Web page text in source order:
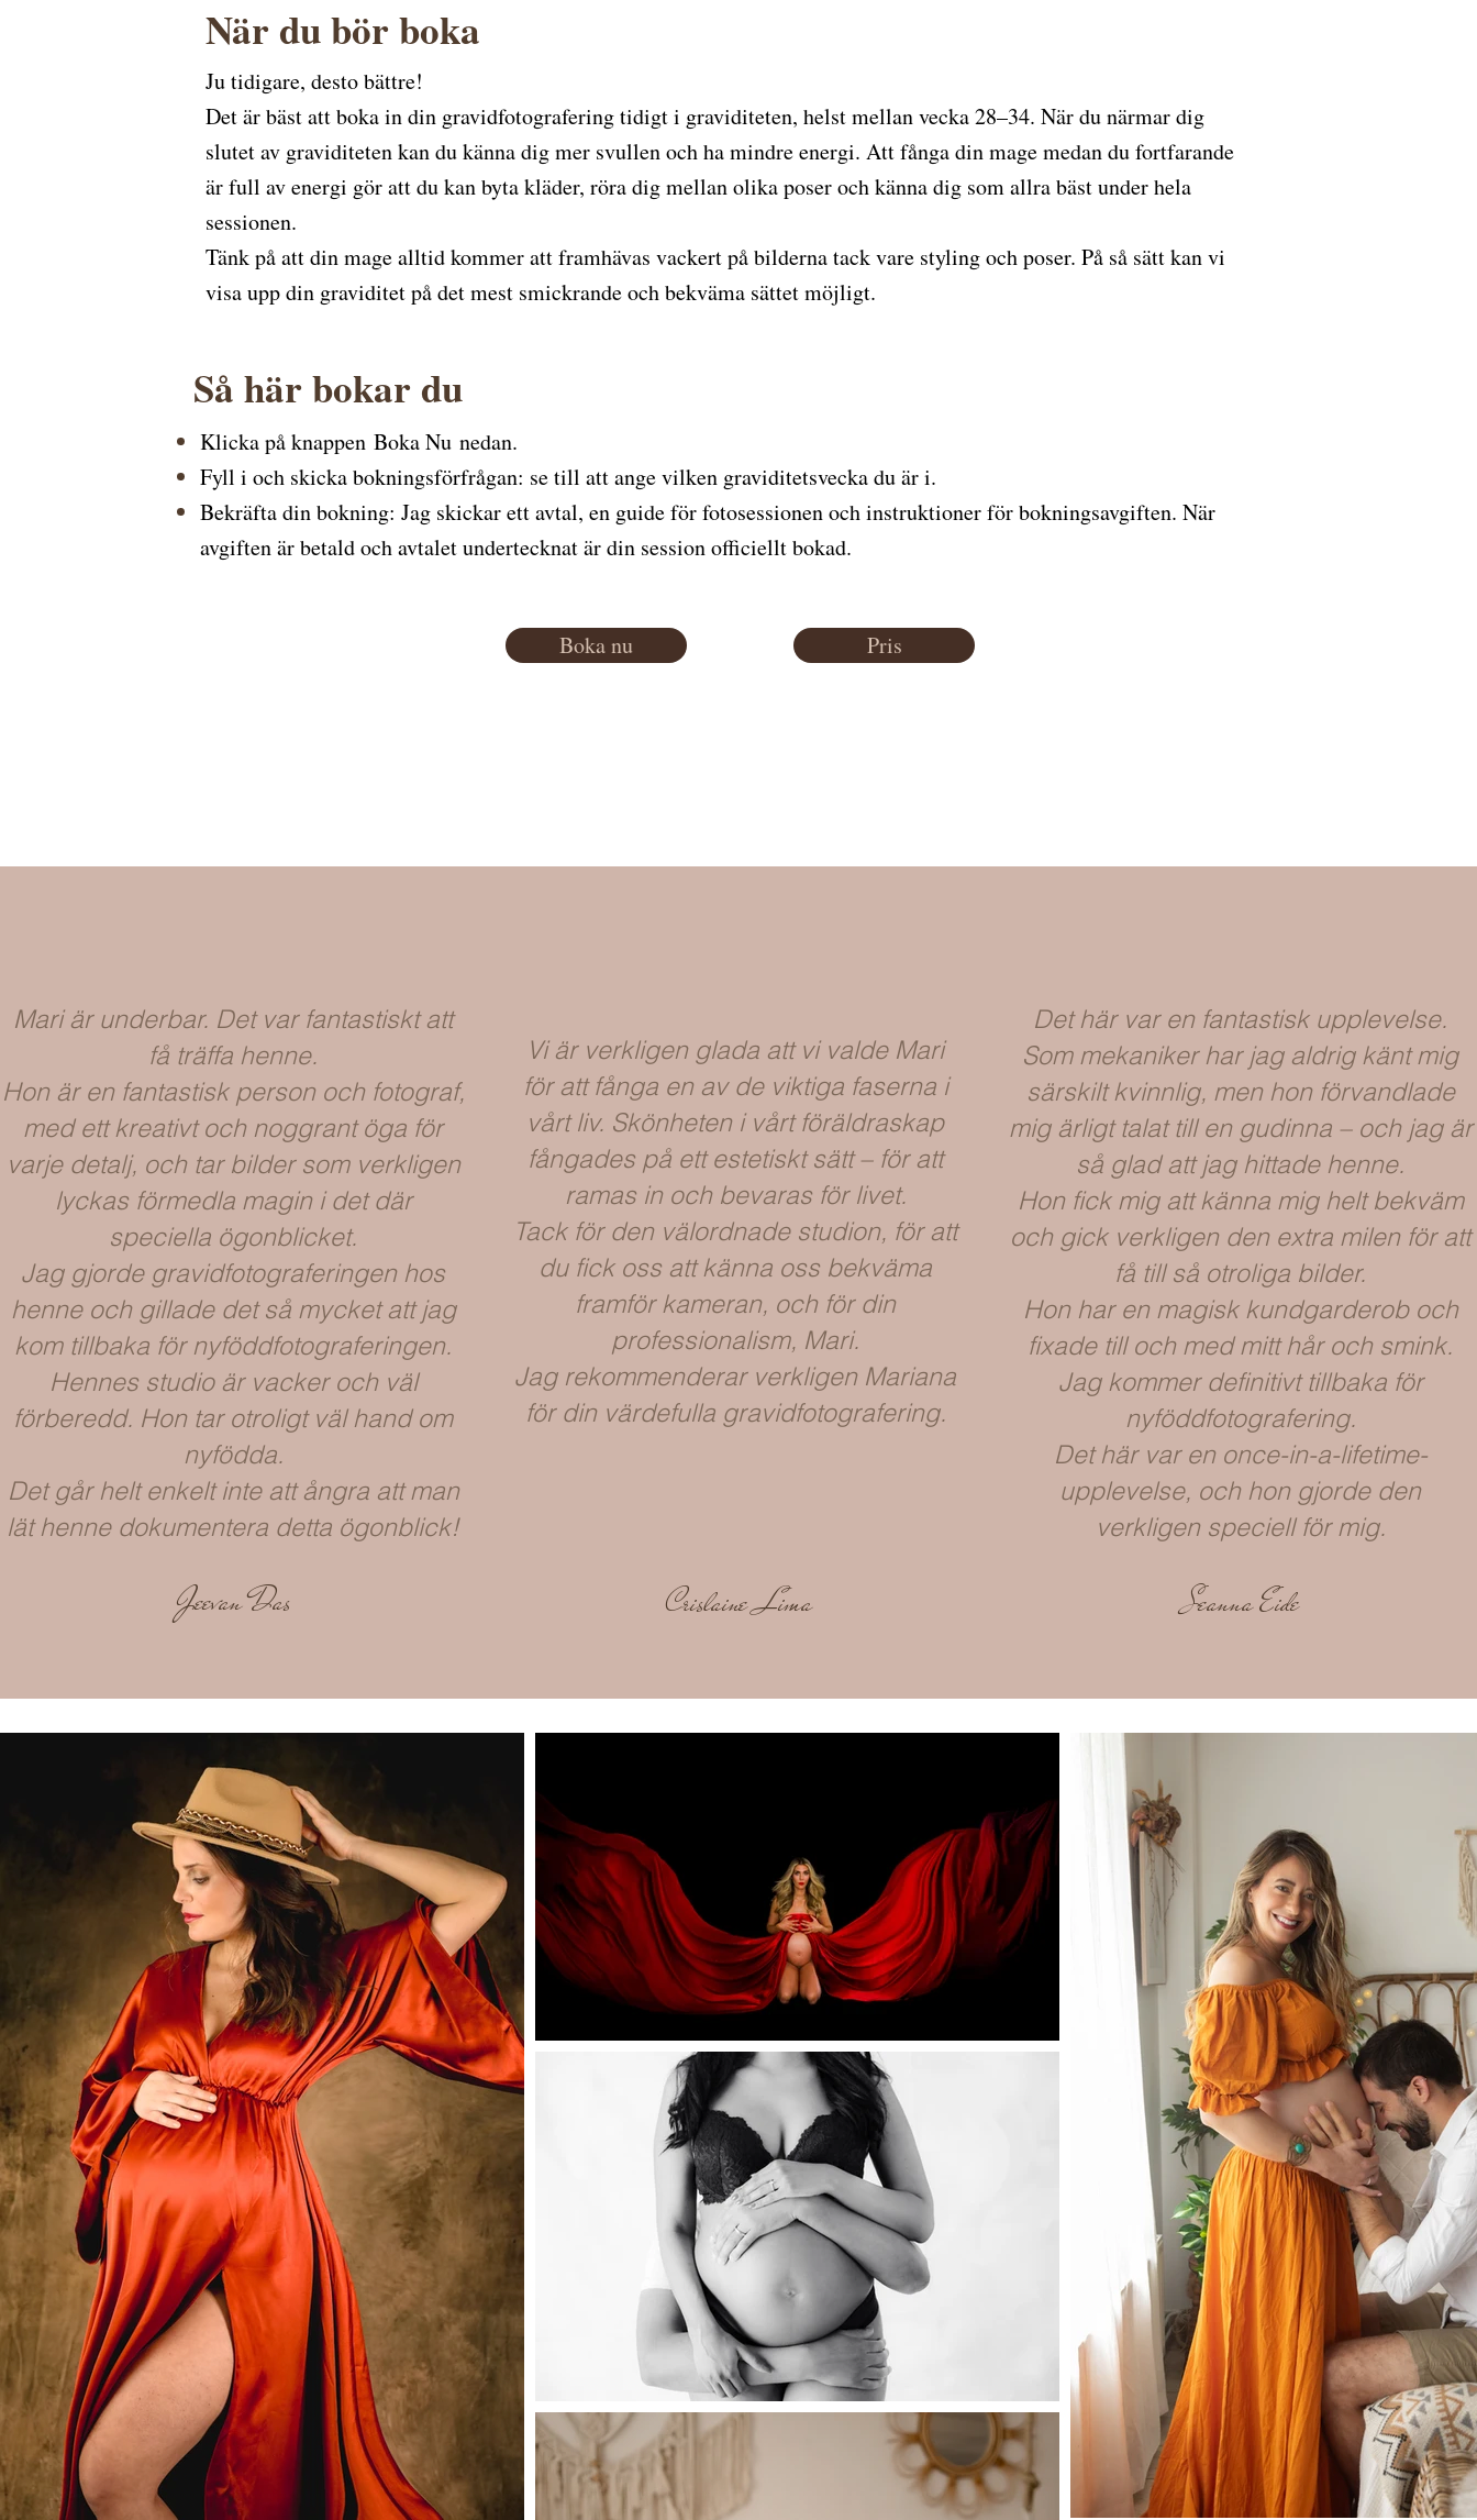
När du bör boka
Ju tidigare, desto bättre!
Det är bäst att boka in din gravidfotografering tidigt i graviditeten, helst mellan vecka 28–34. När du närmar dig
slutet av graviditeten kan du känna dig mer svullen och ha mindre energi. Att fånga din mage medan du fortfarande
är full av energi gör att du kan byta kläder, röra dig mellan olika poser och känna dig som allra bäst under hela
sessionen.
Tänk på att din mage alltid kommer att framhävas vackert på bilderna tack vare styling och poser. På så sätt kan vi
visa upp din graviditet på det mest smickrande och bekväma sättet möjligt.
Så här bokar du
Klicka på knappen Boka Nu nedan.
Fyll i och skicka bokningsförfrågan: se till att ange vilken graviditetsvecka du är i.
Bekräfta din bokning: Jag skickar ett avtal, en guide för fotosessionen och instruktioner för bokningsavgiften. När
avgiften är betald och avtalet undertecknat är din session officiellt bokad.
Boka nu Pris
Mari är underbar. Det var fantastiskt att
få träffa henne.
Hon är en fantastisk person och fotograf,
med ett kreativt och noggrant öga för
varje detalj, och tar bilder som verkligen
lyckas förmedla magin i det där
speciella ögonblicket.
Jag gjorde gravidfotograferingen hos
henne och gillade det så mycket att jag
kom tillbaka för nyföddfotograferingen.
Hennes studio är vacker och väl
förberedd. Hon tar otroligt väl hand om
nyfödda.
Det går helt enkelt inte att ångra att man
lät henne dokumentera detta ögonblick!
Jeevan Das
Vi är verkligen glada att vi valde Mari
för att fånga en av de viktiga faserna i
vårt liv. Skönheten i vårt föräldraskap
fångades på ett estetiskt sätt – för att
ramas in och bevaras för livet.
Tack för den välordnade studion, för att
du fick oss att känna oss bekväma
framför kameran, och för din
professionalism, Mari.
Jag rekommenderar verkligen Mariana
för din värdefulla gravidfotografering.
Crislaine Lima
Det här var en fantastisk upplevelse.
Som mekaniker har jag aldrig känt mig
särskilt kvinnlig, men hon förvandlade
mig ärligt talat till en gudinna – och jag är
så glad att jag hittade henne.
Hon fick mig att känna mig helt bekväm
och gick verkligen den extra milen för att
få till så otroliga bilder.
Hon har en magisk kundgarderob och
fixade till och med mitt hår och smink.
Jag kommer definitivt tillbaka för
nyföddfotografering.
Det här var en once-in-a-lifetime-
upplevelse, och hon gjorde den
verkligen speciell för mig.
Seanna Eide